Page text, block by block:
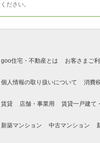
ださい。
goo住宅・不動産とは お客さまご
個人情報の取り扱いについて 消費
賃貸 店舗・事業用 賃貸一戸建て
新築マンション 中古マンション